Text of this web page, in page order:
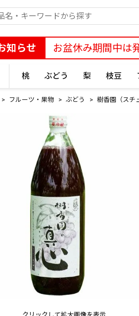
知らせ お盆休み期間中は
桃 ぶどう 梨 枝豆
フルーツ・果物 ぶどう 樹香園（スチ